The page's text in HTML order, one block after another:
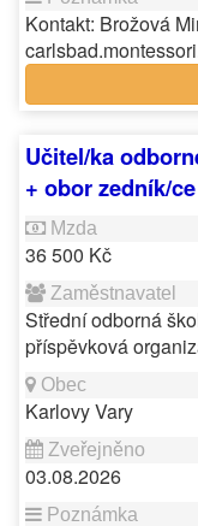
Kontakt: Brožová
Učitel/ka
+ obor zedník/ce
36 500 Kč
Střední odborná
příspěvková
Karlovy Vary
03.08.2026